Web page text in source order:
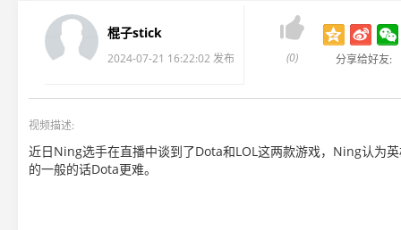
棍子stick
2024-07-21 16:22:02 发布

(0) 分享给好友:
视频描述:
近日Ning选手在直播中谈到了Dota和LOL这两款游戏，Ning认为
的一般的话Dota更难。